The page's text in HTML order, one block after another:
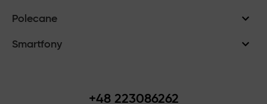
Polecane
Smartfony
+48 223086262